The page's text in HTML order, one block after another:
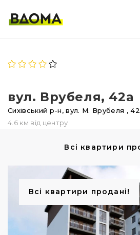
вул. Врубеля, 42а
Сихівський р-н,вул. М. Врубеля ,
4.6 км від центру
Всі квартири
Всі квартири продані!